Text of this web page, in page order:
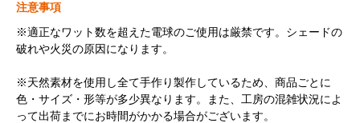
注意事項
※適正なワット数を超えた電球のご使用は厳禁です。シェードの
破れや火災の原因になります。
※天然素材を使用し全て手作り製作しているため、商品ごとに
色・サイズ・形等が多少異なります。また、工房の混雑状況によ
って出荷までにお時間がかかる場合がございます。